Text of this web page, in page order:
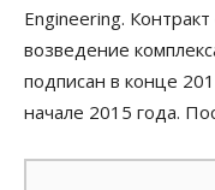
Engineering.
возведение
подписан в конце
начале 2015 года.